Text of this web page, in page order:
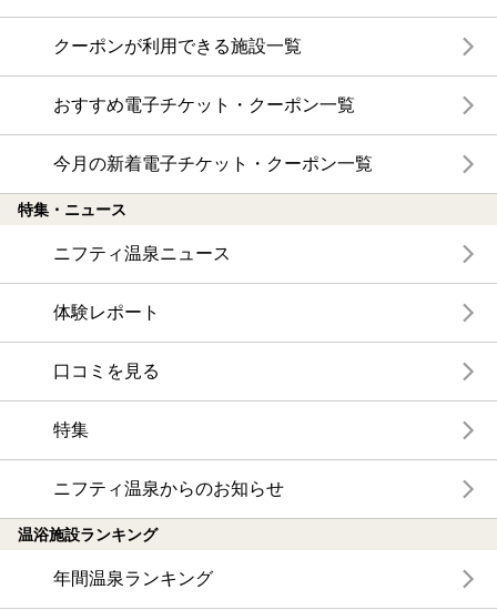
クーポンが利用できる施設一覧
おすすめ電子チケット・クーポン一覧
今月の新着電子チケット・クーポン一覧
特集・ニュース
ニフティ温泉ニュース
体験レポート
口コミを見る
特集
ニフティ温泉からのお知らせ
温浴施設ランキング
年間温泉ランキング